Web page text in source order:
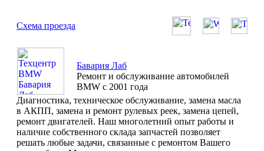
Схема проезда
Бавария Лаб
Ремонт и обслуживание автомобилей
BMW с 2001 года
Диагностика, техническое обслуживание, замена масла
в АКПП, замена и ремонт рулевых реек, замена цепей,
ремонт двигателей. Наш многолетний опыт работы и
наличие собственного склада запчастей позволяет
решать любые задачи, связанные с ремонтом Вашего